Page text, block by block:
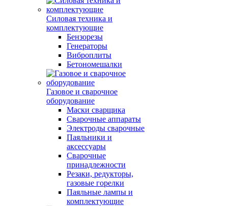
Силовая техника и
комплектующие
Бензорезы
Генераторы
Виброплиты
Бетономешалки
Газовое и сварочное
оборудование
Маски сварщика
Сварочные аппараты
Электроды сварочные
Паяльники и
аксессуары
Сварочные
принадлежности
Резаки, редукторы,
газовые горелки
Паяльные лампы и
комплектующие